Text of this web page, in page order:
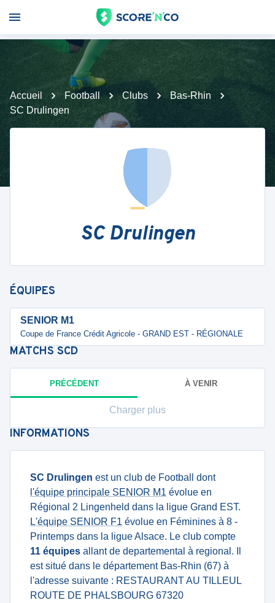
Accueil Football Clubs
Bas-Rhin
SC Drulingen
SC Drulingen
ÉQUIPES
SENIOR M1
Coupe de France Crédit Agricole - GRAND EST - RÉGIONALE
MATCHS SCD
PRÉCÉDENT À VENIR
Charger plus
INFORMATIONS
SC Drulingen est un club de Football dont
l'équipe principale SENIOR M1 évolue en
Régional 2 Lingenheld dans la ligue Grand EST.
L'équipe SENIOR F1 évolue en Féminines à 8 -
Printemps dans la ligue Alsace. Le club compte
11 équipes allant de departemental à regional. Il
est situé dans le département Bas-Rhin (67) à
l'adresse suivante : RESTAURANT AU TILLEUL
ROUTE DE PHALSBOURG 67320